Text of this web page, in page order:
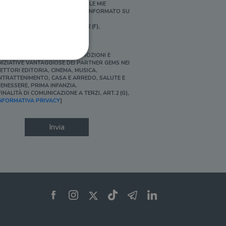
PERSONALIZZATE E IN LINEA CON LE MIE
ABITUDINI DI ACQUISTO, ESSERE INFORMATO SU
[FINALITÀ DI PROFILAZIONE, ART.2 (F),
SÌ, DESIDERO ACCEDERE A PROMOZIONI E
VANTAGGIOSE DEI PARTNER GEMS NEI
EDITORIA, CINEMA, MUSICA,
CASA E ARREDO, SALUTE E
PRIMA INFANZIA.
DI COMUNICAZIONE A TERZI, ART.2 (G),
PRIVACY]
Invia
dell'account. Il sito
per il dominio corrente.